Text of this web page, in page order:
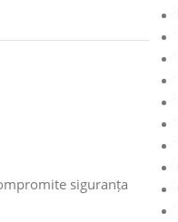
siguranța